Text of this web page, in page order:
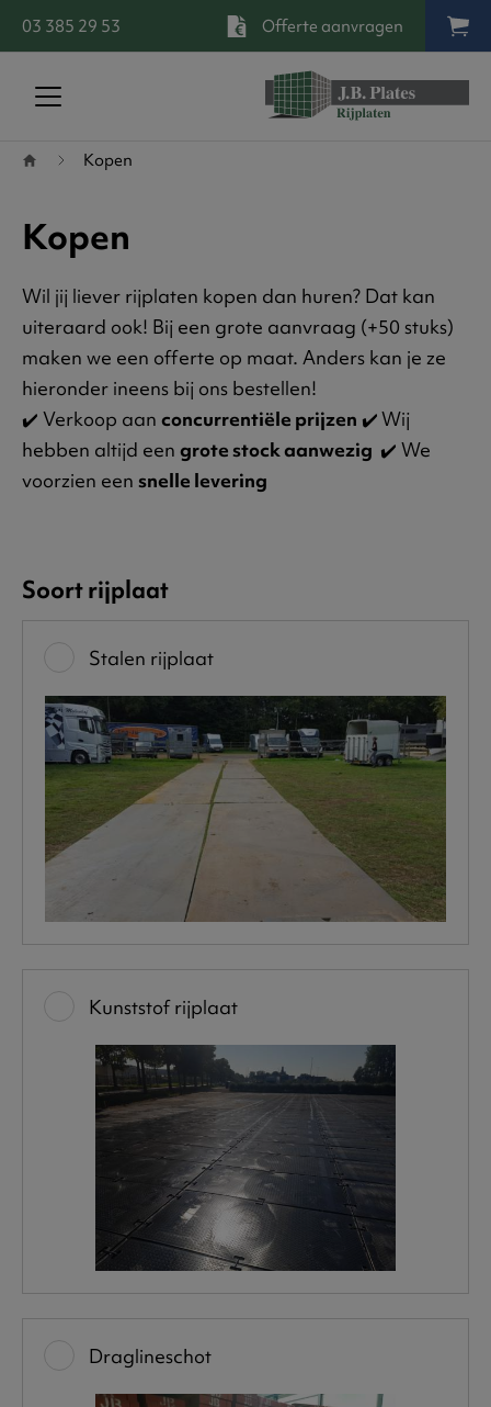
03 385 29 53 Offerte aanvragen
Terug naar startpagina
Kopen
Kopen
Wil jij liever rijplaten kopen dan huren? Dat kan
uiteraard ook! Bij een grote aanvraag (+50 stuks)
maken we een offerte op maat. Anders kan je ze
hieronder ineens bij ons bestellen!
✔️ Verkoop aan concurrentiële prijzen ✔️Wij
hebben altijd een grote stock aanwezig ✔️ We
voorzien een snelle levering
Soort rijplaat
Stalen rijplaat
Kunststof rijplaat
Draglineschot